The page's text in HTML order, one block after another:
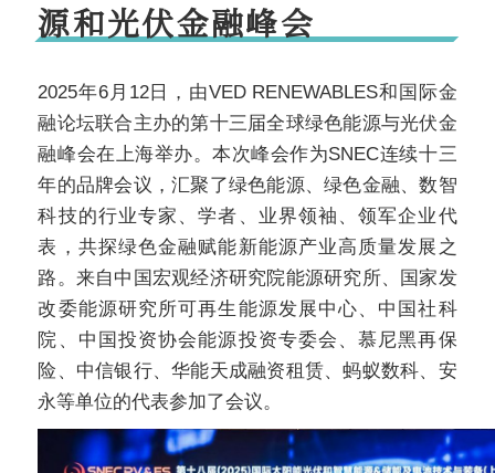
源和光伏金融峰会
2025年6 月 12日，由VED RENEWABLES和国际金
融论坛联合主办的第十三届全球绿色能源与光伏金
融峰会在上海举办。本次峰会作为SNEC连续十三
年的品牌会议，汇聚了绿色能源、绿色金融、数智
科技的行业专家、学者、业界领袖、领军企业代
表，共探绿色金融赋能新能源产业高质量发展之
路。来自中国宏观经济研究院能源研究所、国家发
改委能源研究所可再生能源发展中心、中国社科
院、中国投资协会能源投资专委会、慕尼黑再保
险、中信银行、华能天成融资租赁、蚂蚁数科、安
永等单位的代表参加了会议。